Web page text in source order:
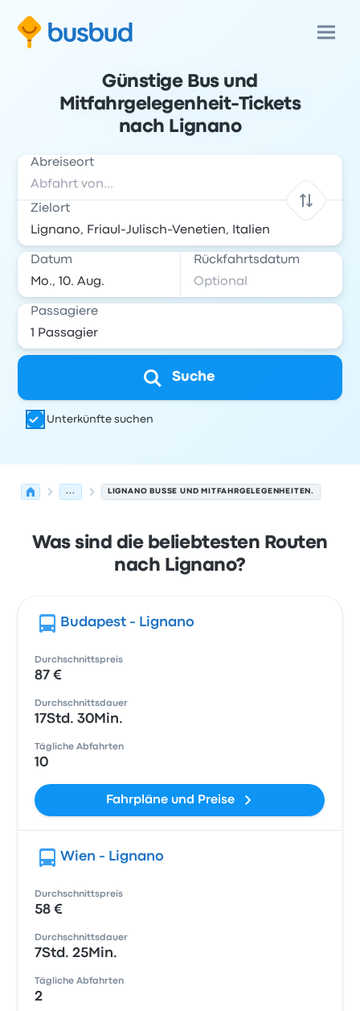
Günstige Bus und
Mitfahrgelegenheit-Tickets
nach Lignano
Abreiseort
Zielort
Datum Rückfahrtsdatum
Passagiere
Suche
Unterkünfte suchen
... LIGNANO BUSSE UND MITFAHRGELEGENHEITEN.
Was sind die beliebtesten Routen
nach Lignano?
Budapest - Lignano
Durchschnittspreis
87 €
Durchschnittsdauer
17Std. 30Min.
Tägliche Abfahrten
10
Fahrpläne und Preise
Wien - Lignano
Durchschnittspreis
58 €
Durchschnittsdauer
7Std. 25Min.
Tägliche Abfahrten
2